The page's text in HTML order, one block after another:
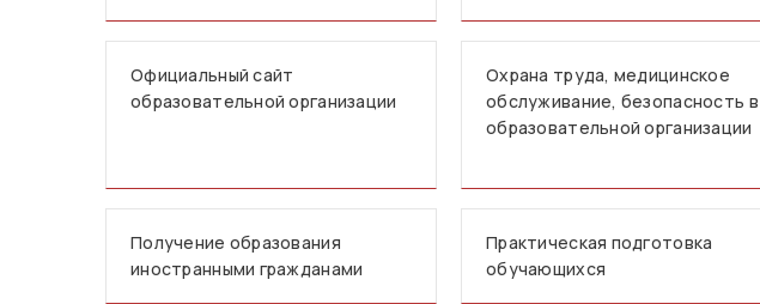
Официальный сайт
образовательной организации
Охрана труда, медицинское
обслуживание, безопасность в
образовательной организации
Получение образования
иностранными гражданами
Практическая подготовка
обучающихся